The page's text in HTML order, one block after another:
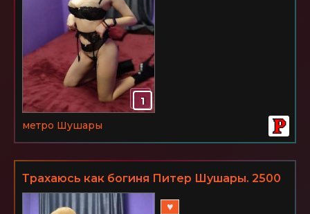
1
метро Шушары
Трахаюсь как богиня Питер Шушары. 2500
час.
♥